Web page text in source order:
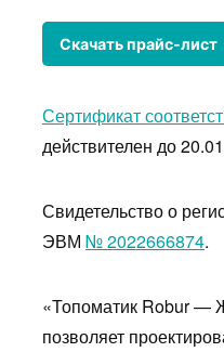
Сертификат
действителен до
Свидетельство о
ЭВМ № 2022666874.
«Топоматик Robur —
позволяет